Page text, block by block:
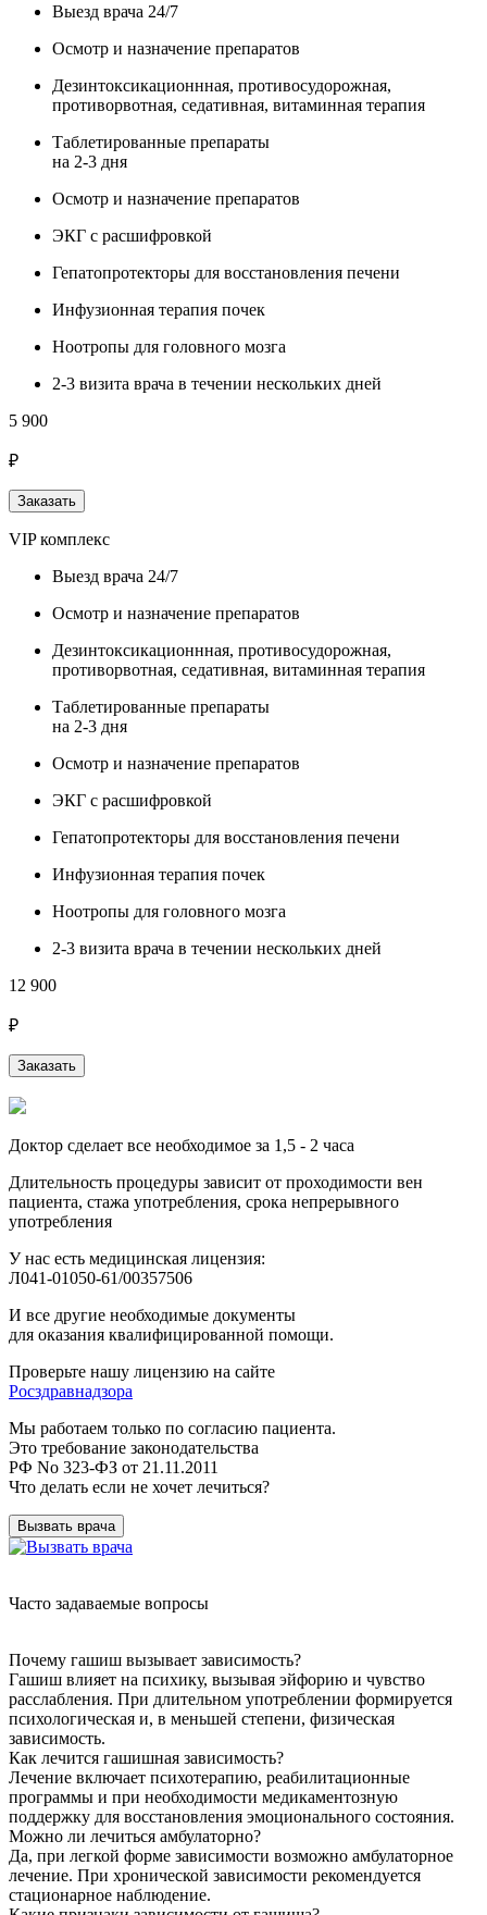
Выезд врача 24/7
Осмотр и назначение препаратов
Дезинтоксикационнная, противосудорожная,
противорвотная, седативная, витаминная терапия
Таблетированные препараты
на 2-3 дня
Осмотр и назначение препаратов
ЭКГ с расшифровкой
Гепатопротекторы для восстановления печени
Инфузионная терапия почек
Ноотропы для головного мозга
2-3 визита врача в течении нескольких дней
5 900
₽
Заказать
VIP комплекс
Выезд врача 24/7
Осмотр и назначение препаратов
Дезинтоксикационнная, противосудорожная,
противорвотная, седативная, витаминная терапия
Таблетированные препараты
на 2-3 дня
Осмотр и назначение препаратов
ЭКГ с расшифровкой
Гепатопротекторы для восстановления печени
Инфузионная терапия почек
Ноотропы для головного мозга
2-3 визита врача в течении нескольких дней
12 900
₽
Заказать
Доктор сделает все необходимое за 1,5 - 2 часа
Длительность процедуры зависит от проходимости вен
пациента, стажа употребления, срока непрерывного
употребления
У нас есть медицинская лицензия:
Л041-01050-61/00357506
И все другие необходимые документы
для оказания квалифицированной помощи.
Проверьте нашу лицензию на сайте
Росздравнадзора
Мы работаем только по согласию пациента.
Это требование законодательства
РФ No 323-ФЗ от 21.11.2011
Что делать если не хочет лечиться?
Вызвать врача
Часто задаваемые вопросы
Почему гашиш вызывает зависимость?
Гашиш влияет на психику, вызывая эйфорию и чувство
расслабления. При длительном употреблении формируется
психологическая и, в меньшей степени, физическая
зависимость.
Как лечится гашишная зависимость?
Лечение включает психотерапию, реабилитационные
программы и при необходимости медикаментозную
поддержку для восстановления эмоционального состояния.
Можно ли лечиться амбулаторно?
Да, при легкой форме зависимости возможно амбулаторное
лечение. При хронической зависимости рекомендуется
стационарное наблюдение.